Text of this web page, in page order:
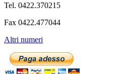
Tel. 0422.370215
Fax 0422.477044
Altri numeri